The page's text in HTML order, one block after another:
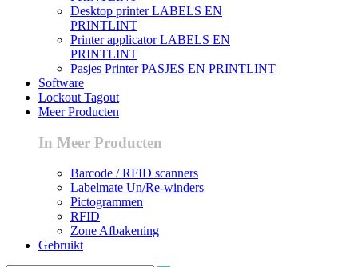
Desktop printer LABELS EN
PRINTLINT
Printer applicator LABELS EN
PRINTLINT
Pasjes Printer PASJES EN PRINTLINT
Software
Lockout Tagout
Meer Producten
In Meer Producten
Barcode / RFID scanners
Labelmate Un/Re-winders
Pictogrammen
RFID
Zone Afbakening
Gebruikt